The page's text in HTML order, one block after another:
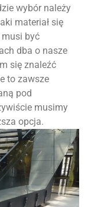
wybór należy
materiał się
być
dba o nasze
się znaleźć
to zawsze
pod
musimy
opcja.